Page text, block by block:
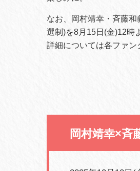
なお、岡村靖幸・斉藤
選制)を8月15日(金)12時
詳細については各ファン
岡村靖幸×斉